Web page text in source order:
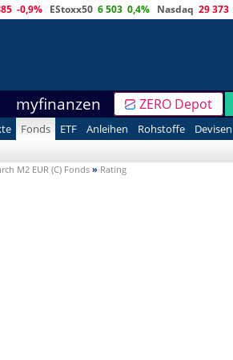
-0,9% EStoxx50 6 503 0,4% Nasdaq 29 373
myfinanzen ZERO Depot
Fonds ETF Anleihen Rohstoffe Devisen
M2 EUR (C) Fonds » Rating